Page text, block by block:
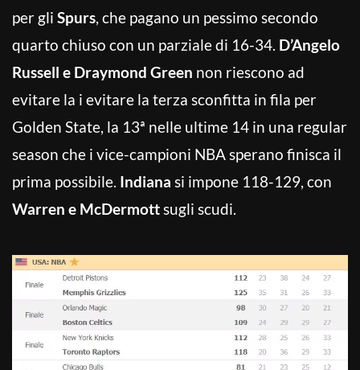
per gli Spurs, che pagano un pessimo secondo
quarto chiuso con un parziale di 16-34. D’Angelo
Russell e Draymond Green non riescono ad
evitare la i evitare la terza sconfitta in fila per
Golden State, la 13ª nelle ultime 14 in una regular
season che i vice-campioni NBA sperano finisca il
prima possibile. Indiana si impone 118-129, con
Warren e McDermottsugli scudi.